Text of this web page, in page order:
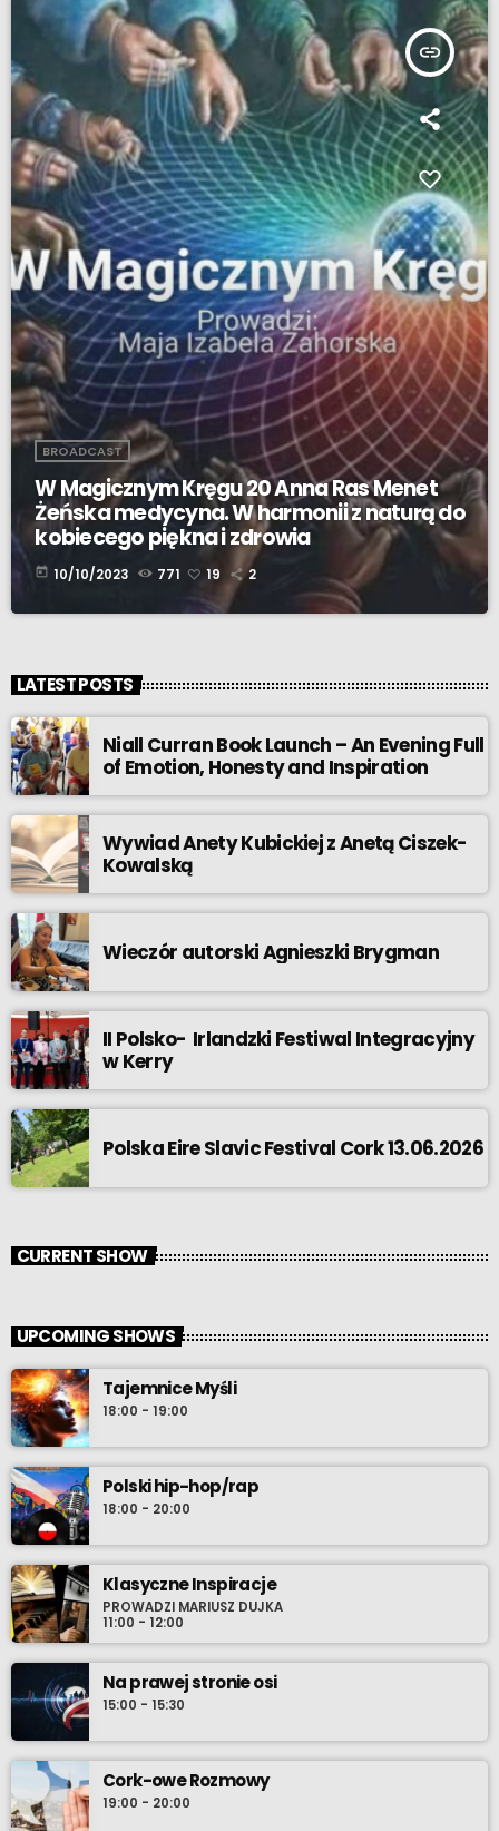
insert_link
BROADCAST
W Magicznym Kręgu 20 Anna Ras Menet
Żeńska medycyna. W harmonii z naturą do
kobiecego piękna i zdrowia
today 10/10/2023 771 19 2
LATEST POSTS
Niall Curran Book Launch – An Evening Full
of Emotion, Honesty and Inspiration
Wywiad Anety Kubickiej z Anetą Ciszek-
Kowalską
Wieczór autorski Agnieszki Brygman
II Polsko- Irlandzki Festiwal Integracyjny
w Kerry
Polska Eire Slavic Festival Cork 13.06.2026
CURRENT SHOW
UPCOMING SHOWS
Tajemnice Myśli
18:00 - 19:00
Polski hip-hop/rap
18:00 - 20:00
Klasyczne Inspiracje
PROWADZI MARIUSZ DUJKA
11:00 - 12:00
Na prawej stronie osi
15:00 - 15:30
Cork-owe Rozmowy
19:00 - 20:00